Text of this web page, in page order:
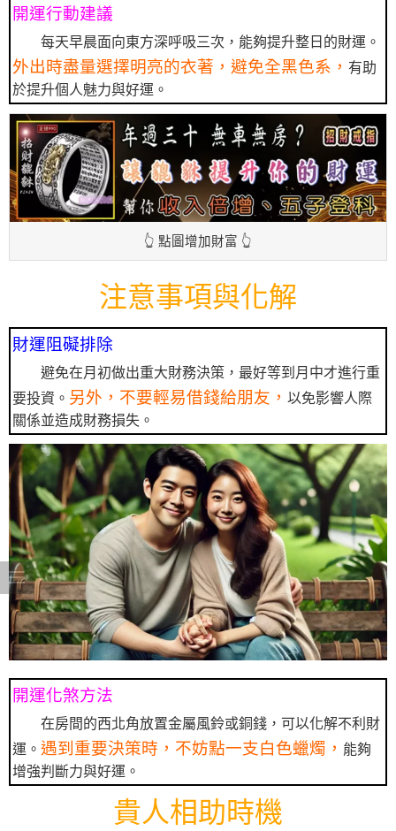
開運行動建議
每天早晨面向東方深呼吸三次，能夠提升整日的財運。
外出時盡量選擇明亮的衣著，避免全黑色系， 有助
於提升個人魅力與好運。
👆 點圖增加財富 👆
注意事項與化解
財運阻礙排除
避免在月初做出重大財務決策，最好等到月中才進行重
要投資。 另外，不要輕易借錢給朋友， 以免影響人際
關係並造成財務損失。
開運化煞方法
在房間的西北角放置金屬風鈴或銅錢，可以化解不利財
運。 遇到重要決策時，不妨點一支白色蠟燭， 能夠
增強判斷力與好運。
貴人相助時機